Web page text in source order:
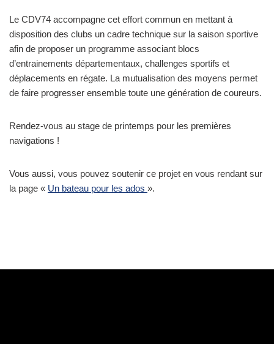
Le CDV74 accompagne cet effort commun en mettant à
disposition des clubs un cadre technique sur la saison sportive
afin de proposer un programme associant blocs
d’entrainements départementaux, challenges sportifs et
déplacements en régate. La mutualisation des moyens permet
de faire progresser ensemble toute une génération de coureurs.
Rendez-vous au stage de printemps pour les premières
navigations !
Vous aussi, vous pouvez soutenir ce projet en vous rendant sur
la page « Un bateau pour les ados ».